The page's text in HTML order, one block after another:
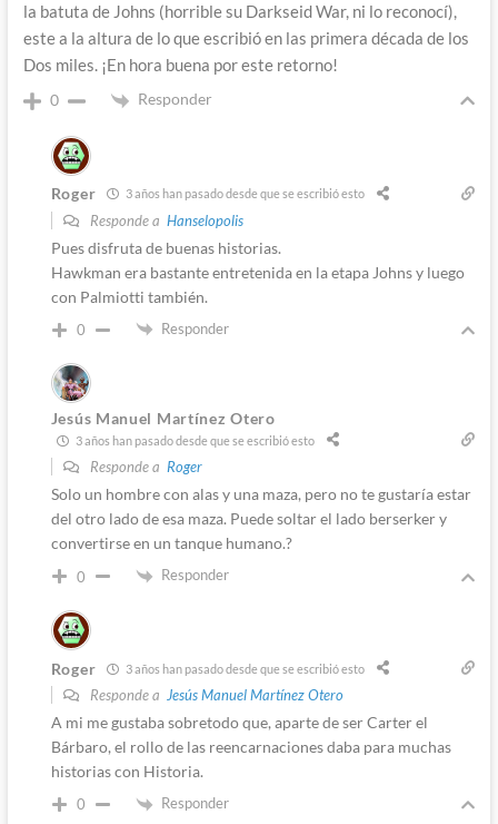
la batuta de Johns (horrible su Darkseid War, ni lo reconocí),
este a la altura de lo que escribió en las primera década de los
Dos miles. ¡En hora buena por este retorno!
0 Responder
Roger 3 años han pasado desde que se escribió esto
Responde a Hanselopolis
Pues disfruta de buenas historias.
Hawkman era bastante entretenida en la etapa Johns y luego
con Palmiotti también.
0 Responder
Jesús Manuel Martínez Otero
3 años han pasado desde que se escribió esto
Responde a Roger
Solo un hombre con alas y una maza, pero no te gustaría estar
del otro lado de esa maza. Puede soltar el lado berserker y
convertirse en un tanque humano.?
0 Responder
Roger 3 años han pasado desde que se escribió esto
Responde a Jesús Manuel Martínez Otero
A mi me gustaba sobretodo que, aparte de ser Carter el
Bárbaro, el rollo de las reencarnaciones daba para muchas
historias con Historia.
0 Responder